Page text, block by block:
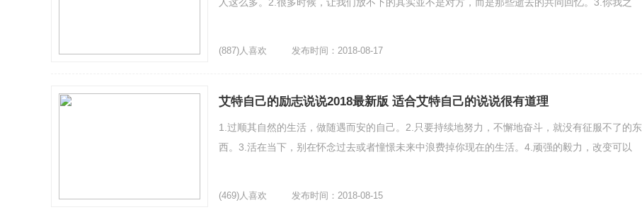
(887)人喜欢 发布时间：2018-08-17
艾特自己的励志说说2018最新版 适合艾特自己的说说很有道理
1.过顺其自然的生活，做随遇而安的自己。2.只要持续地努力，不懈地奋斗，就没有征服不了的东
西。3.活在当下，别在怀念过去或者憧憬未来中浪费掉你现在的生活。4.顽强的毅力，改变可以
(469)人喜欢 发布时间：2018-08-15